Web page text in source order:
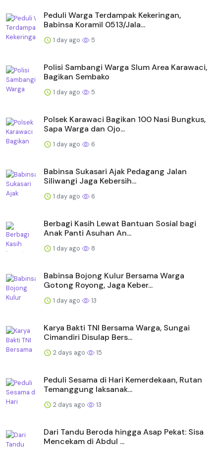
Peduli Warga Terdampak Kekeringan,
Babinsa Koramil 0513/Jala...
1 day ago 5
Polisi Sambangi Warga Slum Area Karawaci,
Bagikan Sembako
1 day ago 5
Polsek Karawaci Bagikan 100 Nasi Bungkus,
Sapa Warga dan Ojo...
1 day ago 6
Babinsa Sukasari Ajak Pedagang Jalan
Siliwangi Jaga Kebersih...
1 day ago 6
Berbagi Kasih Lewat Bantuan Sosial bagi
Anak Panti Asuhan An...
1 day ago 8
Babinsa Bojong Kulur Bersama Warga
Gotong Royong, Jaga Keber...
1 day ago 13
Karya Bakti TNI Bersama Warga, Sungai
Cimandiri Disulap Bers...
2 days ago 15
Peduli Sesama di Hari Kemerdekaan, Rutan
Temanggung laksanak...
2 days ago 13
Dari Tandu Beroda hingga Asap Pekat: Sisa
Mencekam di Abdul ...